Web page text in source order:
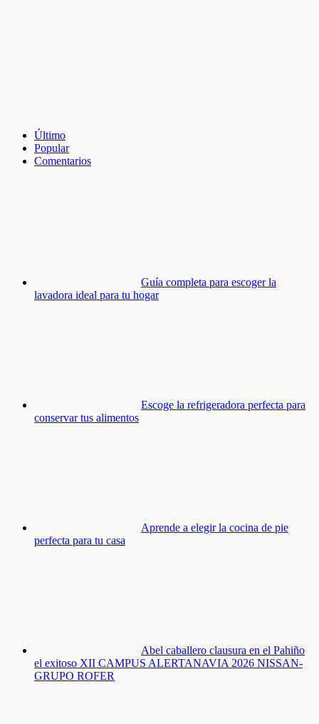
Último
Popular
Comentarios
Guía completa para escoger la
lavadora ideal para tu hogar
Escoge la refrigeradora perfecta para
conservar tus alimentos
Aprende a elegir la cocina de pie
perfecta para tu casa
Abel caballero clausura en el Pahiño
el exitoso XII CAMPUS ALERTANAVIA 2026 NISSAN-
GRUPO ROFER